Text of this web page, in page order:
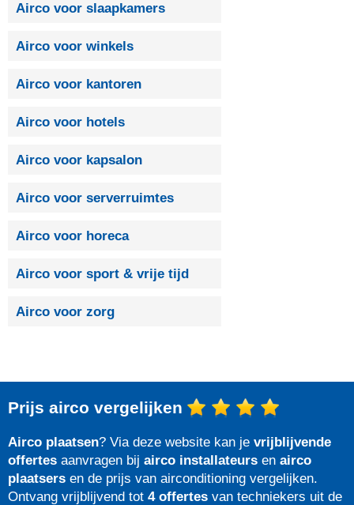
Airco voor slaapkamers
Airco voor winkels
Airco voor kantoren
Airco voor hotels
Airco voor kapsalon
Airco voor serverruimtes
Airco voor horeca
Airco voor sport & vrije tijd
Airco voor zorg
Prijs airco vergelijken
Airco plaatsen? Via deze website kan je vrijblijvende
offertes aanvragen bij airco installateurs en airco
plaatsers en de prijs van airconditioning vergelijken.
Ontvang vrijblijvend tot 4 offertes van techniekers uit de